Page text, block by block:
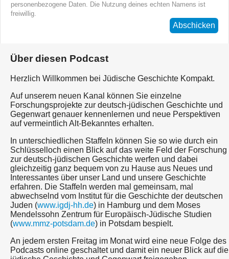
personenbezogene Daten. Die Nutzung deines echten Namens ist
freiwillig.
Abschicken
Über diesen Podcast
Herzlich Willkommen bei Jüdische Geschichte Kompakt.
Auf unserem neuen Kanal können Sie einzelne
Forschungsprojekte zur deutsch-jüdischen Geschichte und
Gegenwart genauer kennenlernen und neue Perspektiven
auf vermeintlich Alt-Bekanntes erhalten.
In unterschiedlichen Staffeln können Sie so wie durch ein
Schlüsselloch einen Blick auf das weite Feld der Forschung
zur deutsch-jüdischen Geschichte werfen und dabei
gleichzeitig ganz bequem von zu Hause aus Neues und
Interessantes über unser Land und unsere Geschichte
erfahren. Die Staffeln werden mal gemeinsam, mal
abwechselnd vom Institut für die Geschichte der deutschen
Juden (www.igdj-hh.de) in Hamburg und dem Moses
Mendelssohn Zentrum für Europäisch-Jüdische Studien
(www.mmz-potsdam.de) in Potsdam bespielt.
An jedem ersten Freitag im Monat wird eine neue Folge des
Podcasts online geschaltet und damit ein neuer Blick auf die